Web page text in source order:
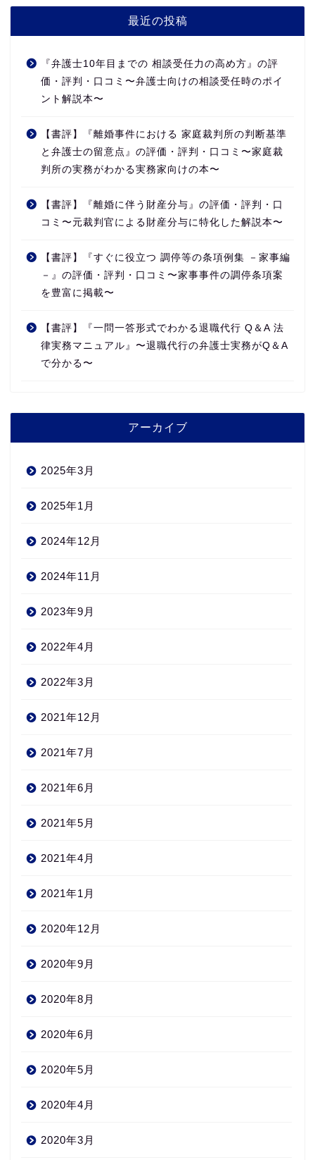
最近の投稿
『弁護士10年目までの 相談受任力の高め方』の評
価・評判・口コミ〜弁護士向けの相談受任時のポイ
ント解説本〜
【書評】『離婚事件における 家庭裁判所の判断基準
と弁護士の留意点』の評価・評判・口コミ〜家庭裁
判所の実務がわかる実務家向けの本〜
【書評】『離婚に伴う財産分与』の評価・評判・口
コミ〜元裁判官による財産分与に特化した解説本〜
【書評】『すぐに役立つ 調停等の条項例集 －家事編
－』の評価・評判・口コミ〜家事事件の調停条項案
を豊富に掲載〜
【書評】『一問一答形式でわかる退職代行 Q＆A 法
律実務マニュアル』〜退職代行の弁護士実務がQ＆A
で分かる〜
アーカイブ
2025年3月
2025年1月
2024年12月
2024年11月
2023年9月
2022年4月
2022年3月
2021年12月
2021年7月
2021年6月
2021年5月
2021年4月
2021年1月
2020年12月
2020年9月
2020年8月
2020年6月
2020年5月
2020年4月
2020年3月